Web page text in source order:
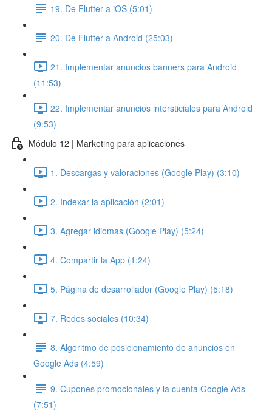
19. De Flutter a iOS (5:01)
20. De Flutter a Android (25:03)
21. Implementar anuncios banners para Android
(11:53)
22. Implementar anuncios intersticiales para Android
(9:53)
Módulo 12 | Marketing para aplicaciones
1. Descargas y valoraciones (Google Play) (3:10)
2. Indexar la aplicación (2:01)
3. Agregar idiomas (Google Play) (5:24)
4. Compartir la App (1:24)
5. Página de desarrollador (Google Play) (5:18)
7. Redes sociales (10:34)
8. Algoritmo de posicionamiento de anuncios en
Google Ads (4:59)
9. Cupones promocionales y la cuenta Google Ads
(7:51)